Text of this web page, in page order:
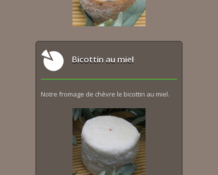
Bicottin au miel
Notre fromage de chèvre le bicottin au miel.